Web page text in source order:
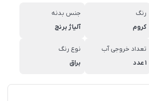
رنگ
کروم
جنس بدنه
آلیاژ برنج
تعداد خروجی آب
1 عدد
نوع رنگ
براق